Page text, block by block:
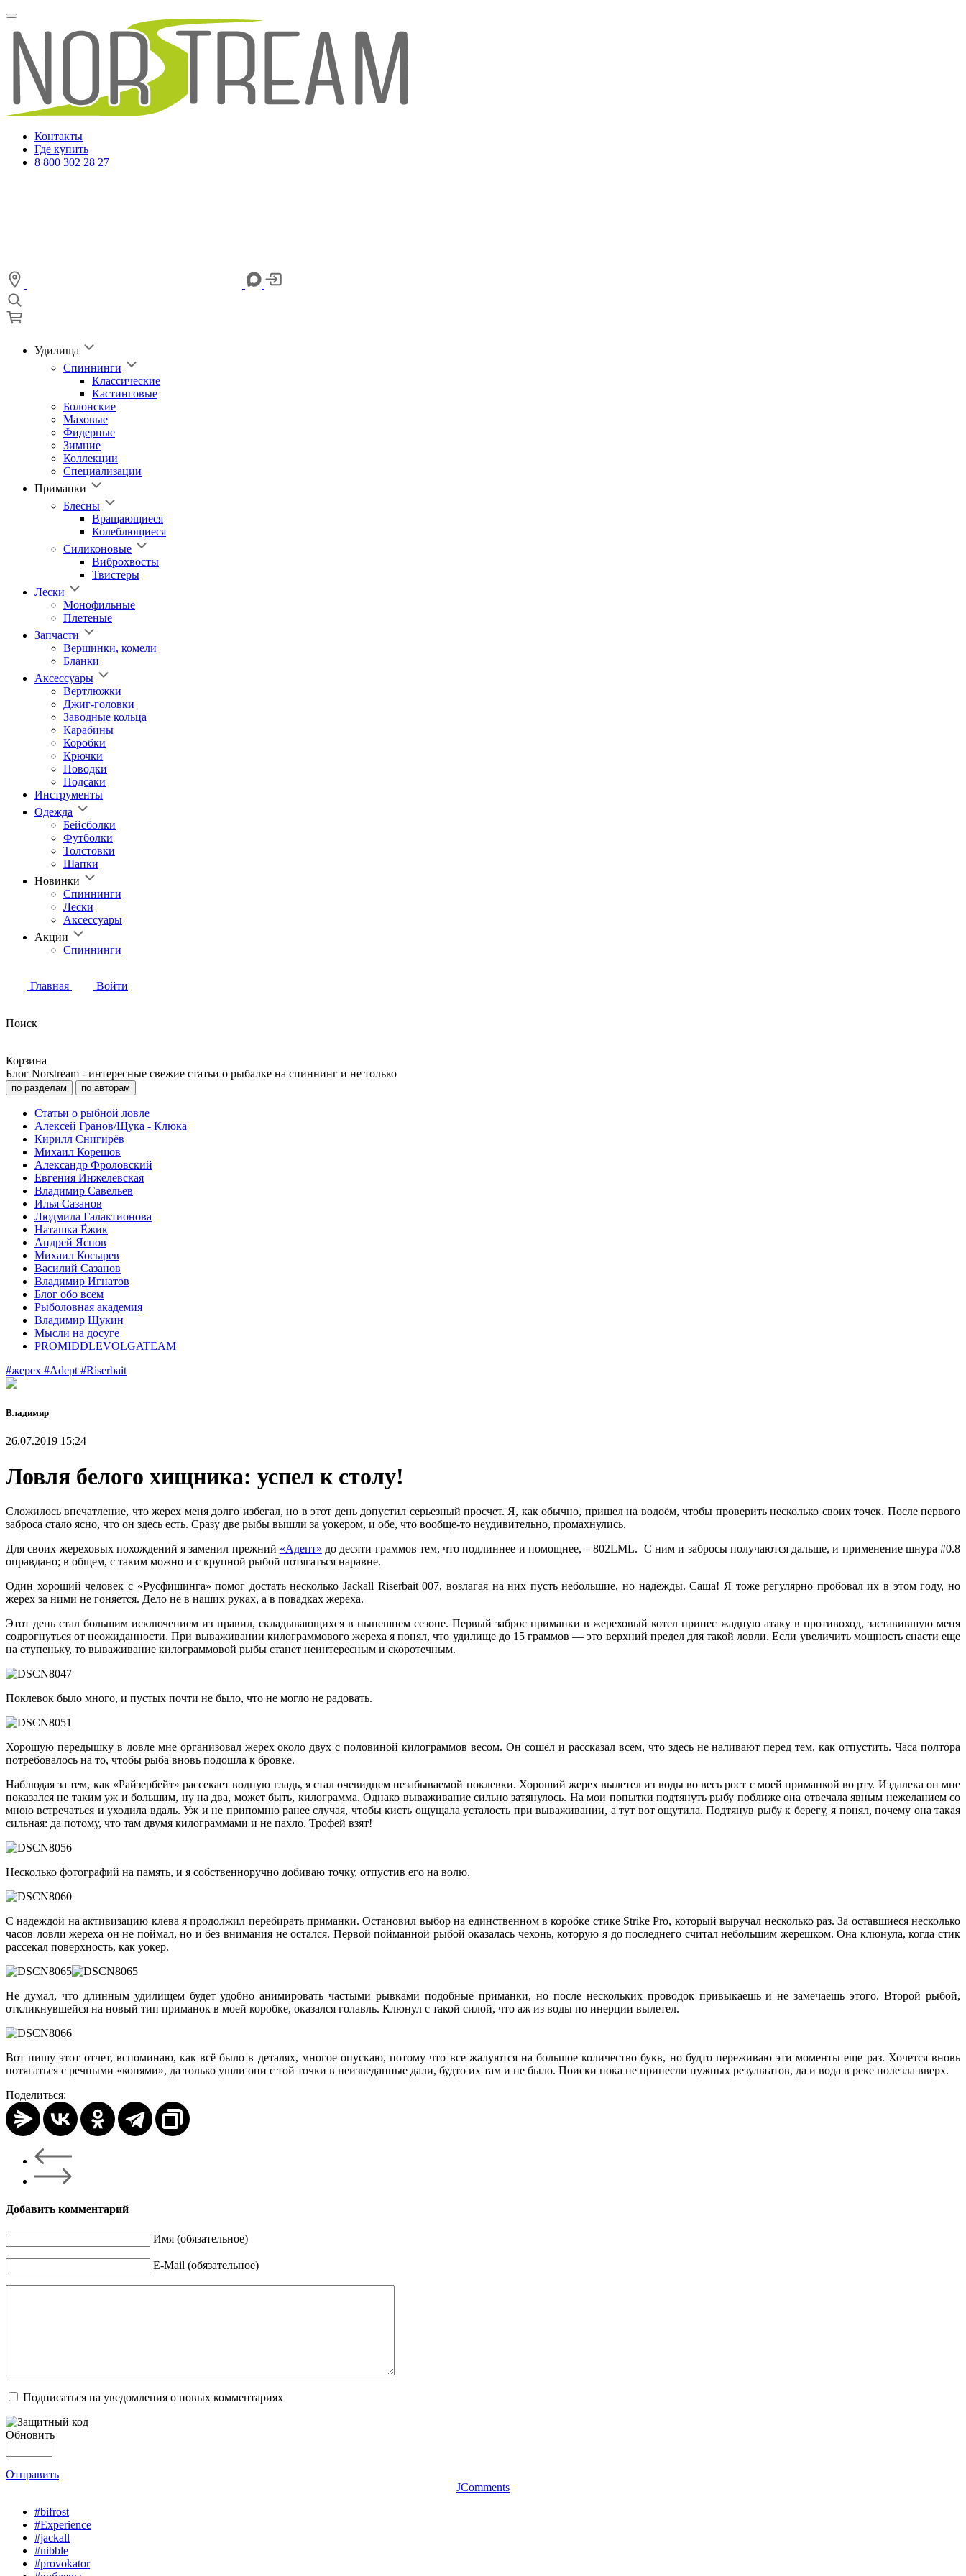
Контакты
Где купить
8 800 302 28 27
Удилища
Спиннинги
Классические
Кастинговые
Болонские
Маховые
Фидерные
Зимние
Коллекции
Специализации
Приманки
Блесны
Вращающиеся
Колеблющиеся
Силиконовые
Виброхвосты
Твистеры
Лески
Монофильные
Плетеные
Запчасти
Вершинки, комели
Бланки
Аксессуары
Вертлюжки
Джиг-головки
Заводные кольца
Карабины
Коробки
Крючки
Поводки
Подсаки
Инструменты
Одежда
Бейсболки
Футболки
Толстовки
Шапки
Новинки
Спиннинги
Лески
Аксессуары
Акции
Спиннинги
Главная Войти
Поиск
Корзина
Блог Norstream - интересные свежие статьи о рыбалке на спиннинг и не только
по разделам по авторам
Статьи о рыбной ловле
Алексей Гранов/Щука - Клюка
Кирилл Снигирёв
Михаил Корешов
Александр Фроловский
Евгения Инжелевская
Владимир Савельев
Илья Сазанов
Людмила Галактионова
Наташка Ёжик
Андрей Яснов
Михаил Косырев
Василий Сазанов
Владимир Игнатов
Блог обо всем
Рыболовная академия
Владимир Щукин
Мысли на досуге
PROMIDDLEVOLGATEAM
#жерех #Adept #Riserbait
Владимир
26.07.2019 15:24
Ловля белого хищника: успел к столу!
Сложилось впечатление, что жерех меня долго избегал, но в этот день допустил серьезный просчет. Я, как обычно, пришел на водоём, чтобы проверить несколько своих точек. После первого
заброса стало ясно, что он здесь есть. Сразу две рыбы вышли за уокером, и обе, что вообще-то неудивительно, промахнулись.
Для своих жереховых похождений я заменил прежний «Адепт» до десяти граммов тем, что подлиннее и помощнее, – 802LML. С ним и забросы получаются дальше, и применение шнура #0.8
оправдано; в общем, с таким можно и с крупной рыбой потягаться наравне.
Один хороший человек с «Русфишинга» помог достать несколько Jackall Riserbait 007, возлагая на них пусть небольшие, но надежды. Саша! Я тоже регулярно пробовал их в этом году, но
жерех за ними не гоняется. Дело не в наших руках, а в повадках жереха.
Этот день стал большим исключением из правил, складывающихся в нынешнем сезоне. Первый заброс приманки в жереховый котел принес жадную атаку в противоход, заставившую меня
содрогнуться от неожиданности. При вываживании килограммового жереха я понял, что удилище до 15 граммов — это верхний предел для такой ловли. Если увеличить мощность снасти еще
на ступеньку, то вываживание килограммовой рыбы станет неинтересным и скоротечным.
Поклевок было много, и пустых почти не было, что не могло не радовать.
Хорошую передышку в ловле мне организовал жерех около двух с половиной килограммов весом. Он сошёл и рассказал всем, что здесь не наливают перед тем, как отпустить. Часа полтора
потребовалось на то, чтобы рыба вновь подошла к бровке.
Наблюдая за тем, как «Райзербейт» рассекает водную гладь, я стал очевидцем незабываемой поклевки. Хороший жерех вылетел из воды во весь рост с моей приманкой во рту. Издалека он мне
показался не таким уж и большим, ну на два, может быть, килограмма. Однако вываживание сильно затянулось. На мои попытки подтянуть рыбу поближе она отвечала явным нежеланием со
мною встречаться и уходила вдаль. Уж и не припомню ранее случая, чтобы кисть ощущала усталость при вываживании, а тут вот ощутила. Подтянув рыбу к берегу, я понял, почему она такая
сильная: да потому, что там двумя килограммами и не пахло. Трофей взят!
Несколько фотографий на память, и я собственноручно добиваю точку, отпустив его на волю.
С надеждой на активизацию клева я продолжил перебирать приманки. Остановил выбор на единственном в коробке стике Strike Pro, который выручал несколько раз. За оставшиеся несколько
часов ловли жереха он не поймал, но и без внимания не остался. Первой пойманной рыбой оказалась чехонь, которую я до последнего считал небольшим жерешком. Она клюнула, когда стик
рассекал поверхность, как уокер.
Не думал, что длинным удилищем будет удобно анимировать частыми рывками подобные приманки, но после нескольких проводок привыкаешь и не замечаешь этого. Второй рыбой,
откликнувшейся на новый тип приманок в моей коробке, оказался голавль. Клюнул с такой силой, что аж из воды по инерции вылетел.
Вот пишу этот отчет, вспоминаю, как всё было в деталях, многое опускаю, потому что все жалуются на большое количество букв, но будто переживаю эти моменты еще раз. Хочется вновь
потягаться с речными «конями», да только ушли они с той точки в неизведанные дали, будто их там и не было. Поиски пока не принесли нужных результатов, да и вода в реке полезла вверх.
Поделиться:
Добавить комментарий
Имя (обязательное)
E-Mail (обязательное)
Подписаться на уведомления о новых комментариях
Обновить
Отправить
JComments
#bifrost
#Experience
#jackall
#nibble
#provokator